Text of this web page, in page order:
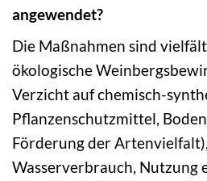
angewendet?
Die Maßnahmen sind
ökologische
Verzicht auf chemisch-
Pflanzenschutzmittel,
Förderung der
Wasserverbrauch, Nutzung